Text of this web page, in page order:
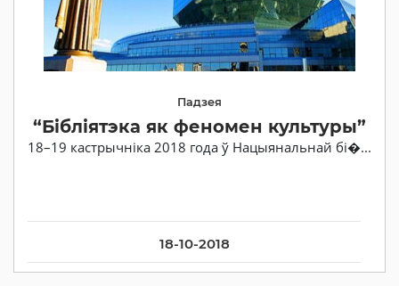
18-10-2018
Падзея
“Бібліятэка як феномен культуры”
18–19 кастрычніка 2018 года ў Нацыянальнай бі�...